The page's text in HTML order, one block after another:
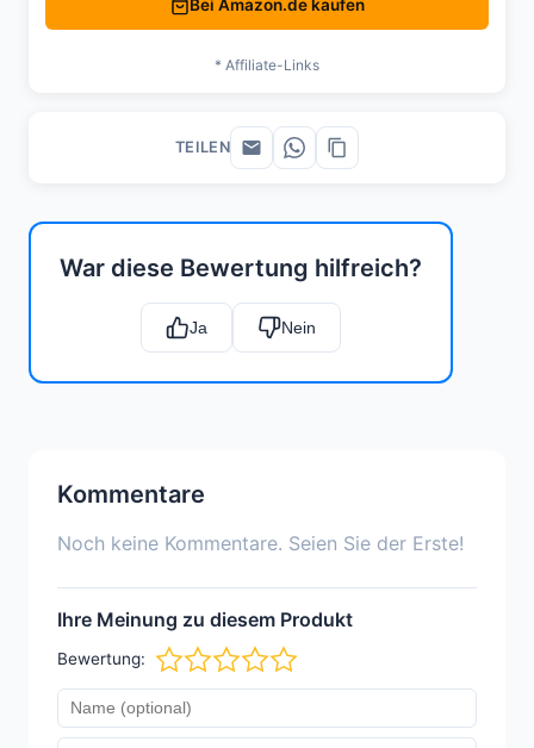
War diese Bewertung hilfreich?
Ja Nein
Kommentare
Noch keine Kommentare. Seien Sie der Erste!
Ihre Meinung zu diesem Produkt
Bewertung:
Bei Amazon.de kaufen
* Affiliate-Links
TEILEN